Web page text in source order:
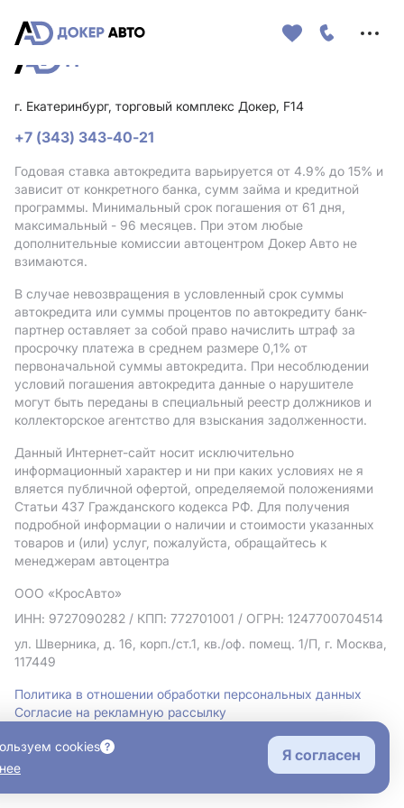
г. Екатеринбург, торговый комплекс Докер, F14
+7 (343) 343-40-21
Годовая ставка автокредита варьируется от 4.9% до 15% и
зависит от конкретного банка, сумм займа и кредитной
программы. Минимальный срок погашения от 61 дня,
максимальный - 96 месяцев. При этом любые
дополнительные комиссии автоцентром Докер Авто не
взимаются.
В случае невозвращения в условленный срок суммы
автокредита или суммы процентов по автокредиту банк-
партнер оставляет за собой право начислить штраф за
просрочку платежа в среднем размере 0,1% от
первоначальной суммы автокредита. При несоблюдении
условий погашения автокредита данные о нарушителе
могут быть переданы в специальный реестр должников и
коллекторское агентство для взыскания задолженности.
Данный Интернет-сайт носит исключительно
информационный характер и ни при каких условиях не я
вляется публичной офертой, определяемой положениями
Статьи 437 Гражданского кодекса РФ. Для получения
подробной информации о наличии и стоимости указанных
товаров и (или) услуг, пожалуйста, обращайтесь к
менеджерам автоцентра
ООО «КросАвто»
ИНН: 9727090282 / КПП: 772701001 / ОГРН: 1247700704514
ул. Шверника, д. 16, корп./ст.1, кв./оф. помещ. 1/П, г. Москва,
117449
Политика в отношении обработки персональных данных
Согласие на рекламную рассылку
cookies
Я согласен